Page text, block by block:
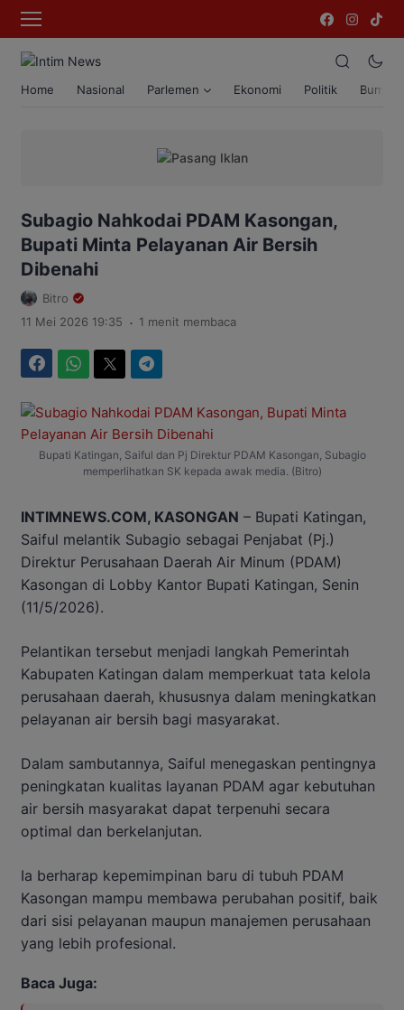
Home Nasional Parlemen Ekonomi Politik Bumi
Subagio Nahkodai PDAM Kasongan,
Bupati Minta Pelayanan Air Bersih
Dibenahi
Bitro
11 Mei 2026 19:35 . 1 menit membaca
Bupati Katingan, Saiful dan Pj Direktur PDAM Kasongan, Subagio
memperlihatkan SK kepada awak media. (Bitro)
INTIMNEWS.COM, KASONGAN – Bupati Katingan,
Saiful melantik Subagio sebagai Penjabat (Pj.)
Direktur Perusahaan Daerah Air Minum (PDAM)
Kasongan di Lobby Kantor Bupati Katingan, Senin
(11/5/2026).
Pelantikan tersebut menjadi langkah Pemerintah
Kabupaten Katingan dalam memperkuat tata kelola
perusahaan daerah, khususnya dalam meningkatkan
pelayanan air bersih bagi masyarakat.
Dalam sambutannya, Saiful menegaskan pentingnya
peningkatan kualitas layanan PDAM agar kebutuhan
air bersih masyarakat dapat terpenuhi secara
optimal dan berkelanjutan.
Ia berharap kepemimpinan baru di tubuh PDAM
Kasongan mampu membawa perubahan positif, baik
dari sisi pelayanan maupun manajemen perusahaan
yang lebih profesional.
Baca Juga: